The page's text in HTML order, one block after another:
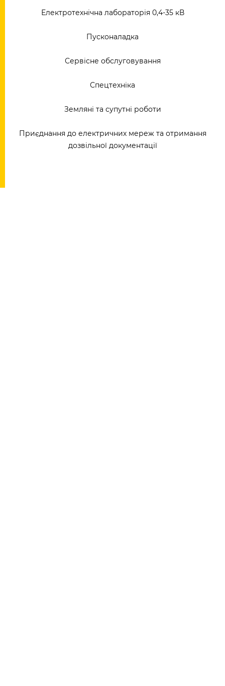
Електротехнічна лабораторія 0,4-35 кВ
Пусконаладка
Сервісне обслуговування
Спецтехніка
Земляні та супутні роботи
Приєднання до електричних мереж та отримання
дозвільної документації